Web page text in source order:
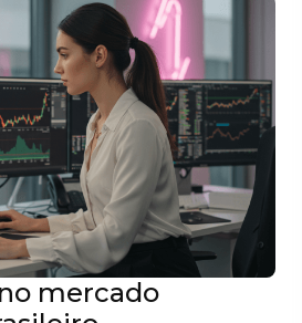
mercado